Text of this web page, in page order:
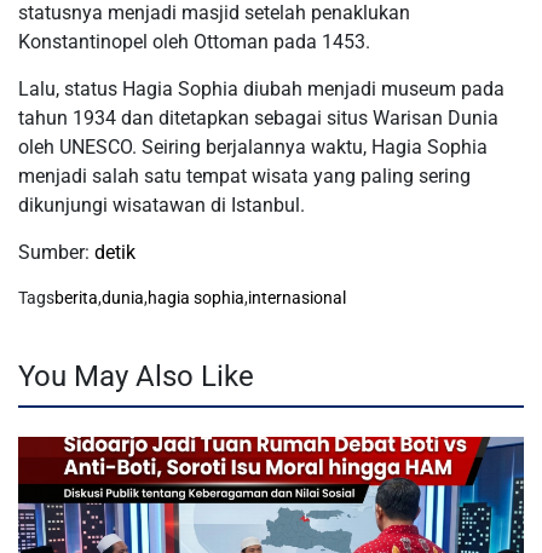
statusnya menjadi masjid setelah penaklukan
Konstantinopel oleh Ottoman pada 1453.
Lalu, status Hagia Sophia diubah menjadi museum pada
tahun 1934 dan ditetapkan sebagai situs Warisan Dunia
oleh UNESCO. Seiring berjalannya waktu, Hagia Sophia
menjadi salah satu tempat wisata yang paling sering
dikunjungi wisatawan di Istanbul.
Sumber: detik
Tagsberita,dunia,hagia sophia,internasional
You May Also Like